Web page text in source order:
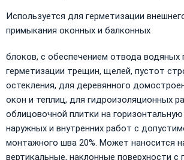
Используется для герметизации
примыкания оконных и балконных
блоков, с обеспечением отвода водяных
герметизации трещин, щелей, пустот
остекления, для деревянного
окон и теплиц, для гидроизоляционных
облицовочной плитки на
наружных и внутренних работ с
монтажного шва 20%. Может наносится
вертикальные, наклонные поверхности